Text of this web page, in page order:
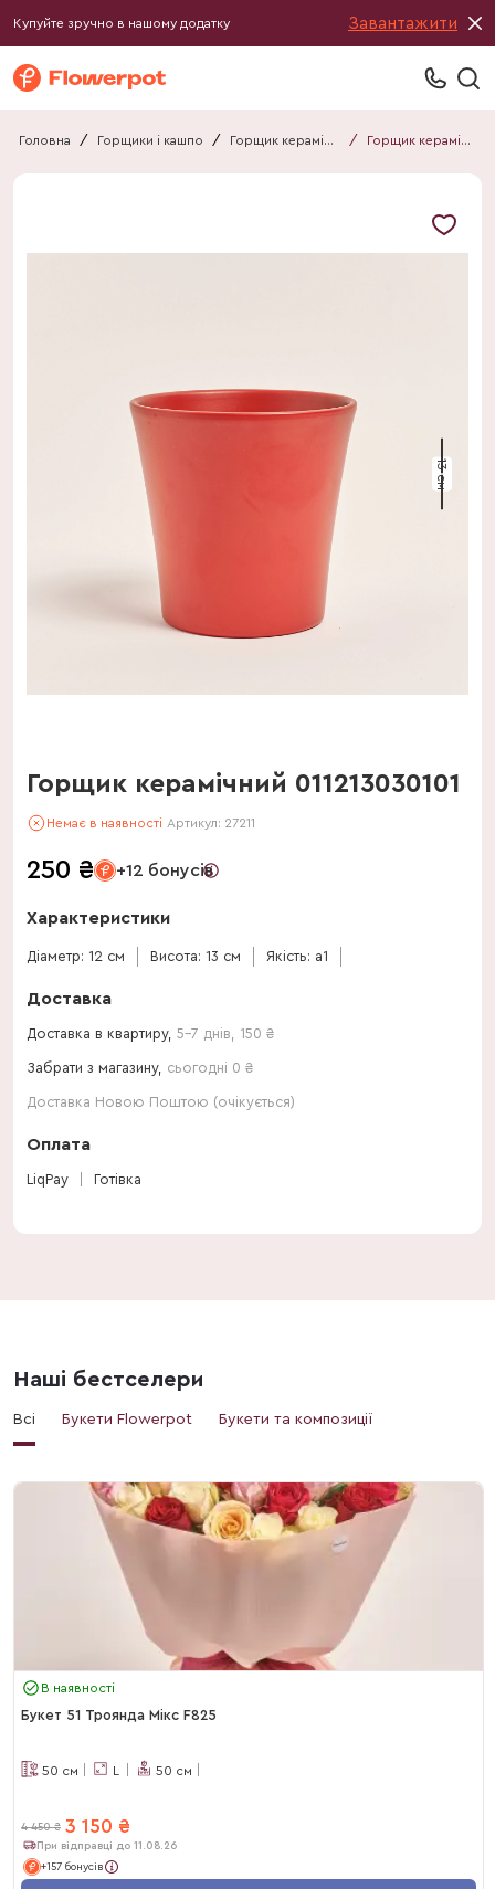
Купуйте зручно в нашому додатку Завантажити
Головна / Горщики і кашпо / Горщик керамічний / Горщик керамічний 011213030101
13 см
Горщик керамічний 011213030101
Немає в наявності Артикул: 27211
250 ₴ +12 бонусів
Характеристики
Діаметр: 12 см Висота: 13 см Якість: a1
Доставка
Доставка в квартиру, 5-7 днів 150 ₴
Забрати з магазину, сьогодні 0 ₴
Доставка Новою Поштою (очікується)
Оплата
LiqPay Готівка
Наші бестселери
Всі Букети Flowerpot Букети та композиції
В наявності
Букет 51 Троянда Мікс F825
50 см L 50 см
4 450 ₴ 3 150 ₴
При відправці до 11.08.26
+157 бонусів